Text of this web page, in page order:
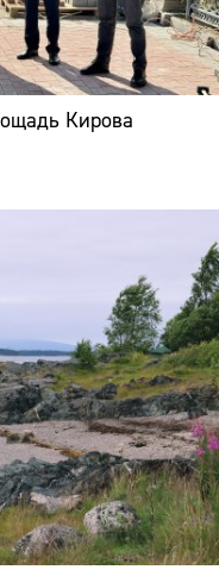
Кирова